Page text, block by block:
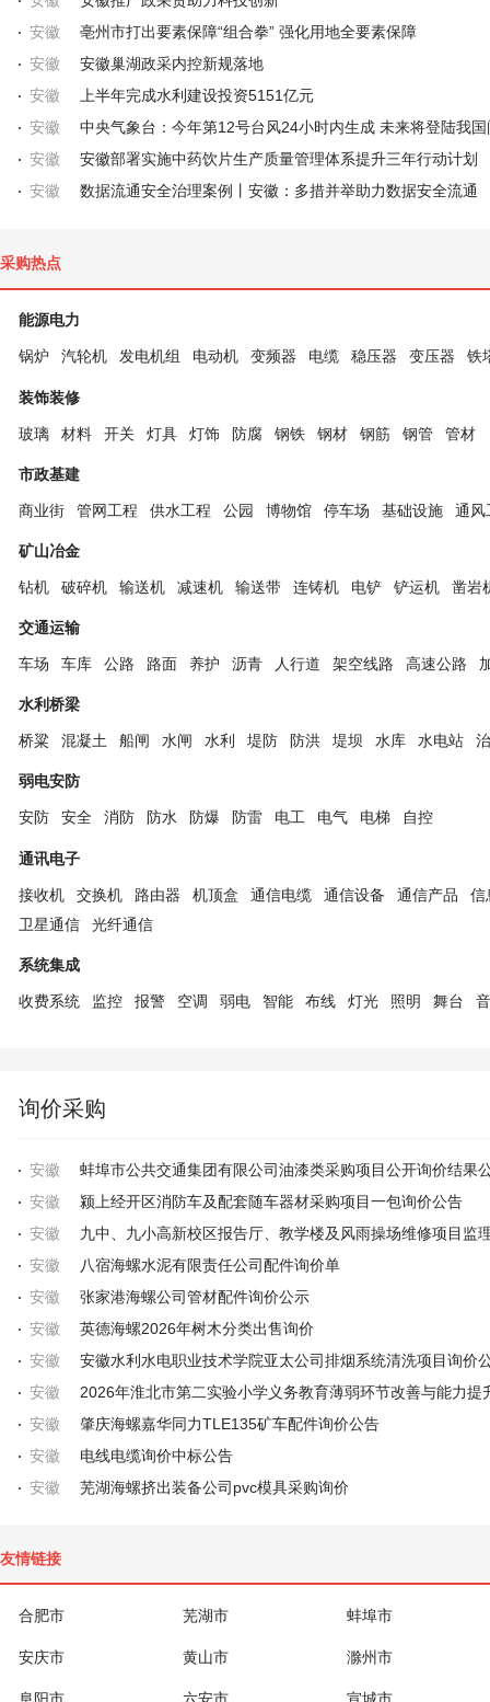
安徽
亳州市打出要素保障“组合拳” 强化用地全要素保障
安徽
安徽巢湖政采内控新规落地
安徽
上半年完成水利建设投资5151亿元
安徽
安徽
安徽部署实施中药饮片生产质量管理体系提升三年行动计划
安徽
数据流通安全治理案例丨安徽：多措并举助力数据安全流通
采购热点
能源电力
锅炉 汽轮机 发电机组 电动机 变频器 电缆 稳压器 变压器 铁
装饰装修
玻璃 材料 开关 灯具 灯饰 防腐 钢铁 钢材 钢筋 钢管 管材
市政基建
商业街 管网工程 供水工程 公园 博物馆 停车场 基础设施 通风
矿山冶金
钻机 破碎机 输送机 减速机 输送带 连铸机 电铲 铲运机 凿岩
交通运输
车场 车库 公路 路面 养护 沥青 人行道 架空线路 高速公路
水利桥梁
桥粱 混凝土 船闸 水闸 水利 堤防 防洪 堤坝 水库 水电站
弱电安防
安防 安全 消防 防水 防爆 防雷 电工 电气 电梯 自控
通讯电子
接收机 交换机 路由器 机顶盒 通信电缆 通信设备 通信产品
信
卫星通信
光纤通信
系统集成
收费系统 监控 报警 空调 弱电 智能 布线 灯光 照明 舞台
询价采购
安徽
蚌埠市公共交通集团有限公司油漆类采购项目公开询价结果
安徽
颍上经开区消防车及配套随车器材采购项目一包询价公告
安徽
安徽
八宿海螺水泥有限责任公司配件询价单
安徽
张家港海螺公司管材配件询价公示
安徽
英德海螺2026年树木分类出售询价
安徽
安徽水利水电职业技术学院亚太公司排烟系统清洗项目询价
安徽
安徽
肇庆海螺嘉华同力TLE135矿车配件询价公告
安徽
电线电缆询价中标公告
安徽
芜湖海螺挤出装备公司pvc模具采购询价
友情链接
合肥市 芜湖市 蚌埠市
安庆市 黄山市 滁州市